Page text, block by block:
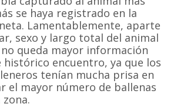
se haya registrado en la
Lamentablemente, aparte
sexo y largo total del animal
queda mayor información
histórico encuentro, ya que los
tenían mucha prisa en
el mayor número de ballenas